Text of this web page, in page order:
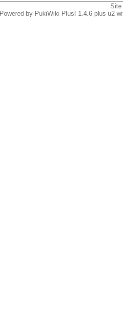
Powered by PukiWiki Plus! 1.4.6-plus-u2